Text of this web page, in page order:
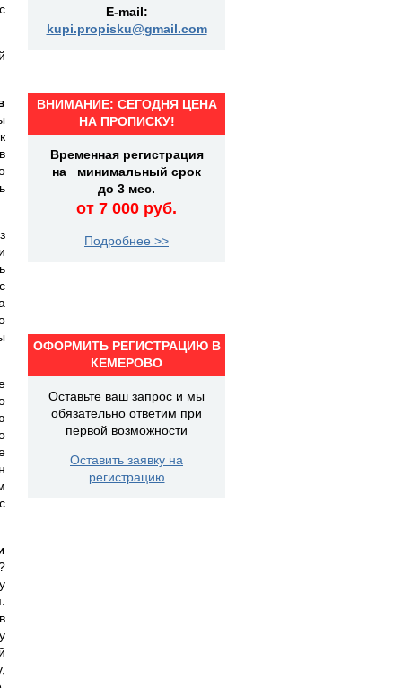
E-mail:
kupi.propisku@gmail.com
ВНИМАНИЕ: СЕГОДНЯ ЦЕНА
НА ПРОПИСКУ!
Временная регистрация
на минимальный срок
до 3 мес.
от 7 000 руб.
Подробнее >>
ОФОРМИТЬ РЕГИСТРАЦИЮ В
КЕМЕРОВО
Оставьте ваш запрос и мы
обязательно ответим при
первой возможности
Оставить заявку на
регистрацию